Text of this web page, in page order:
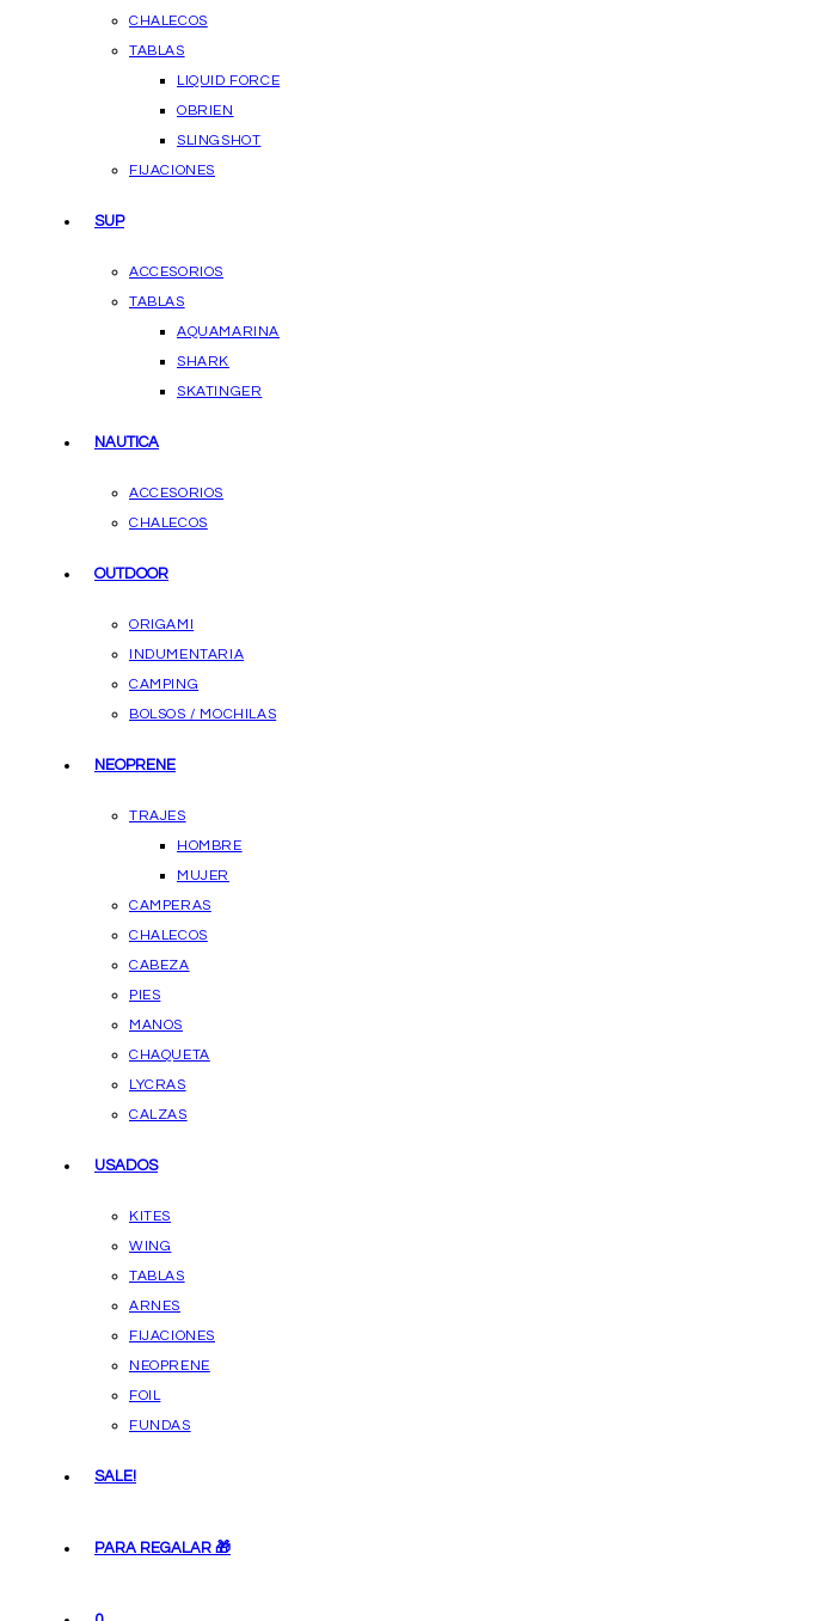
CHALECOS
TABLAS
LIQUID FORCE
OBRIEN
SLINGSHOT
FIJACIONES
SUP
ACCESORIOS
TABLAS
AQUAMARINA
SHARK
SKATINGER
NAUTICA
ACCESORIOS
CHALECOS
OUTDOOR
ORIGAMI
INDUMENTARIA
CAMPING
BOLSOS / MOCHILAS
NEOPRENE
TRAJES
HOMBRE
MUJER
CAMPERAS
CHALECOS
CABEZA
PIES
MANOS
CHAQUETA
LYCRAS
CALZAS
USADOS
KITES
WING
TABLAS
ARNES
FIJACIONES
NEOPRENE
FOIL
FUNDAS
SALE!
PARA REGALAR 🎁